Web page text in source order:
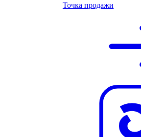
Точка продажи